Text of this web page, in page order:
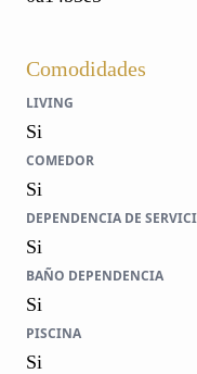
Comodidades
LIVING
Si
COMEDOR
Si
DEPENDENCIA DE
Si
BAÑO DEPENDENCIA
Si
PISCINA
Si